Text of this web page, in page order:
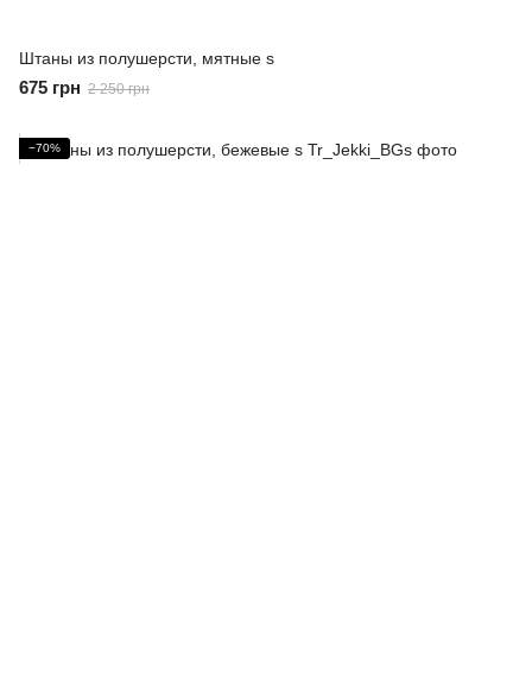
Штаны из полушерсти, мятные s
675 грн 2 250 грн
−70%